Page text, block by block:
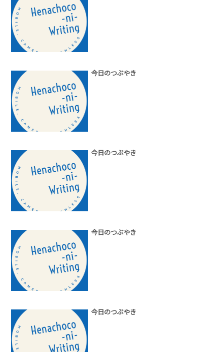
今日のつぶやき
今日のつぶやき
今日のつぶやき
今日のつぶやき